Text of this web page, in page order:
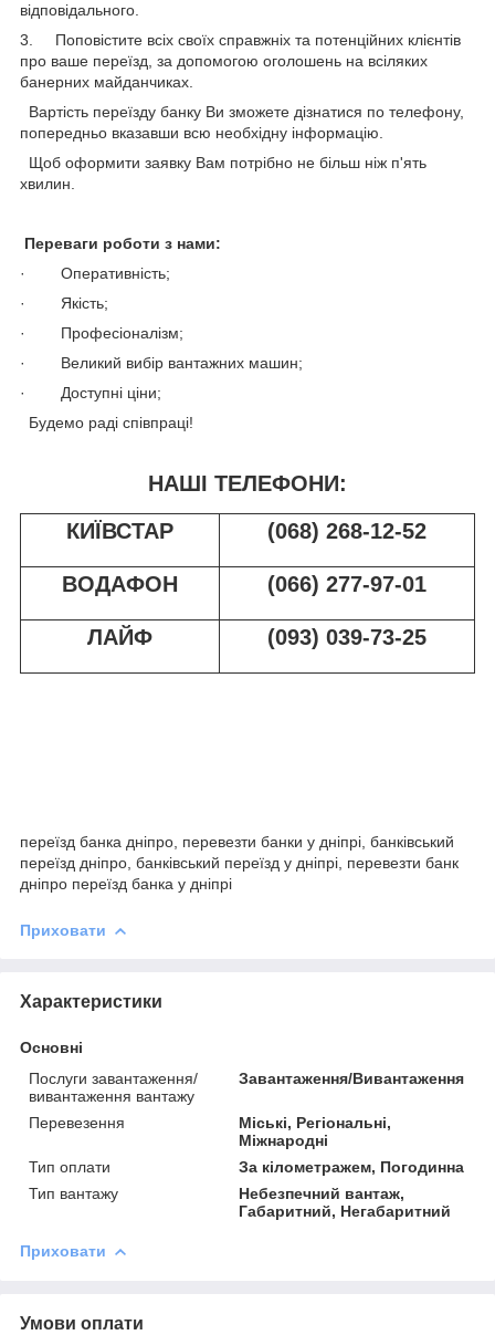
відповідального.
3. Поповістите всіх своїх справжніх та потенційних клієнтів
про ваше переїзд, за допомогою оголошень на всіляких
банерних майданчиках.
Вартість переїзду банку Ви зможете дізнатися по телефону,
попередньо вказавши всю необхідну інформацію.
Щоб оформити заявку Вам потрібно не більш ніж п'ять
хвилин.
Переваги роботи з нами:
· Оперативність;
· Якість;
· Професіоналізм;
· Великий вибір вантажних машин;
· Доступні ціни;
Будемо раді співпраці!
НАШІ ТЕЛЕФОНИ:
КИЇВСТАР
(068) 268-12-52
ВОДАФОН (066) 277-97-01
ЛАЙФ (093) 039-73-25
переїзд банка дніпро, перевезти банки у дніпрі, банківський
переїзд дніпро, банківський переїзд у дніпрі, перевезти банк
дніпро переїзд банка у дніпрі
Приховати
Характеристики
Основні
Послуги завантаження/
вивантаження вантажу
Завантаження/Вивантаження
Перевезення
Міські, Регіональні,
Міжнародні
Тип оплати
За кілометражем, Погодинна
Тип вантажу
Небезпечний вантаж,
Габаритний, Негабаритний
Приховати
Умови оплати